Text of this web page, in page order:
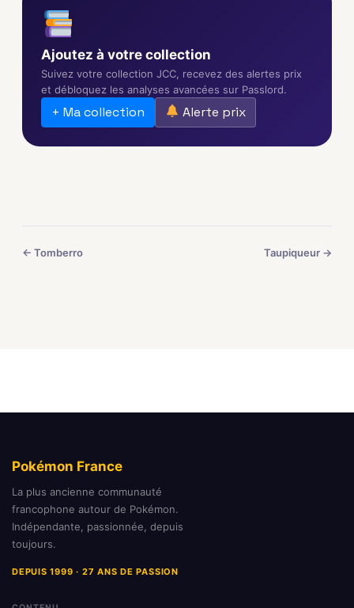
Ajoutez à votre collection
Suivez votre collection JCC, recevez des alertes prix
et débloquez les analyses avancées sur Passlord.
+ Ma collection Alerte prix
← Tomberro Taupiqueur →
Pokémon France
La plus ancienne communauté
francophone autour de Pokémon.
Indépendante, passionnée, depuis
toujours.
DEPUIS 1999 · 27 ANS DE PASSION